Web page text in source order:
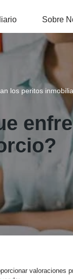
Sobre
los peritos
valoraciones